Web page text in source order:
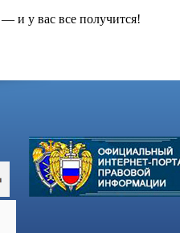
и у вас все получится!